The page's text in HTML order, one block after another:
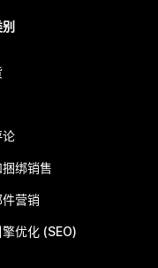
论
绑销售
件营销
优化 (SEO)